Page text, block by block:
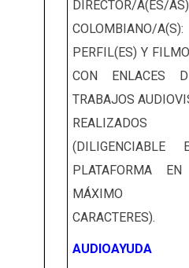
DIRECTOR/A(ES/AS)
COLOMBIANO/A(S):
PERFIL(ES) Y
CON ENLACES
TRABAJOS
REALIZADOS
PLATAFORMA
MÁXIMO
CARACTERES).
AUDIOAYUDA